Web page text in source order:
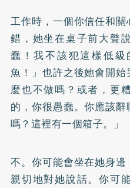
工作時，一個你信任和
錯，她坐在桌子前大聲
蠢！我不該犯這樣低
魚！」也許之後她會開
麼也不做嗎？或者，更
的，你很愚蠢。你應該
嗎？這裡有一個箱子。」
不。你可能會坐在她身
親切地對她說話。你可